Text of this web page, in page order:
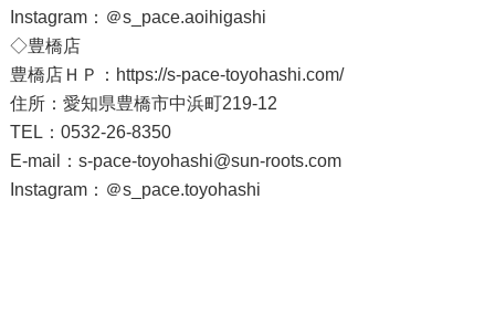
Instagram： ＠s_pace.aoihigashi
◇豊橋店
豊橋店ＨＰ： https://s-pace-toyohashi.com/
住所：愛知県豊橋市中浜町219-12
TEL：0532-26-8350
E-mail： s-pace-toyohashi@sun-roots.com
Instagram： ＠s_pace.toyohashi